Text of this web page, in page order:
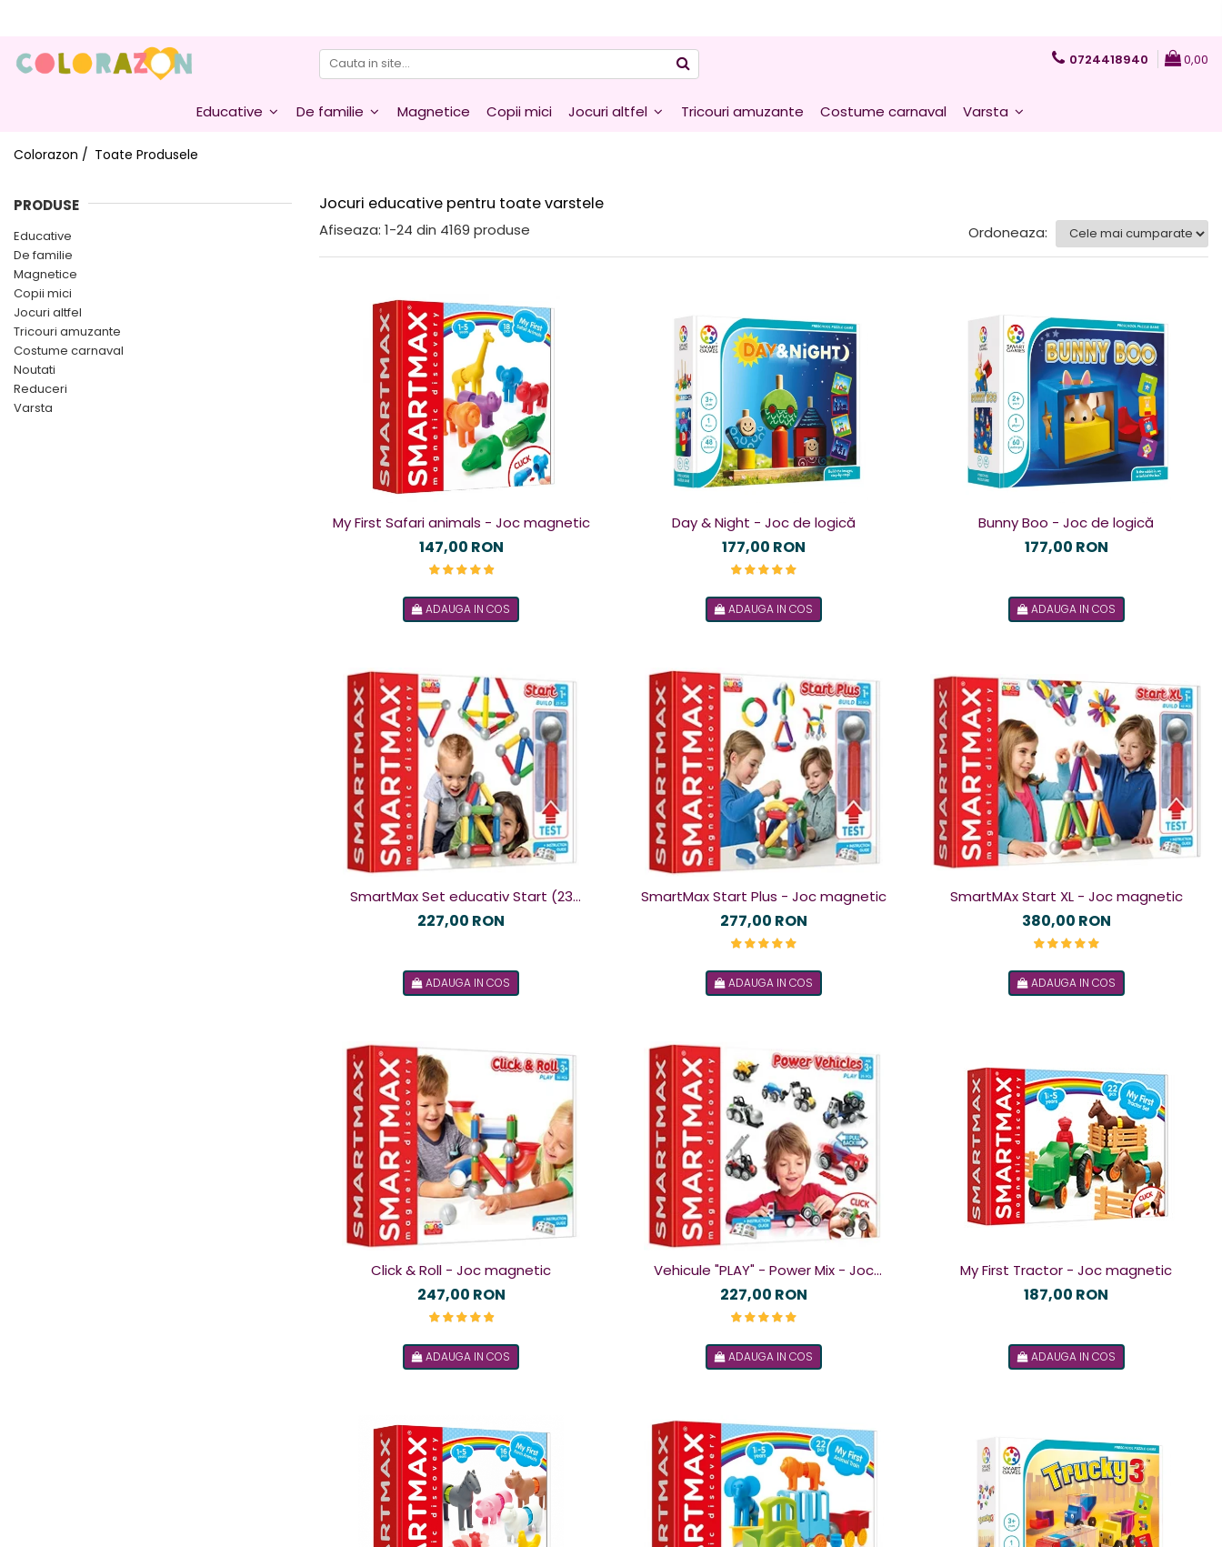
Educative
Jocuri de strategie
De familie
Jocuri de cooperare
Jocuri altfel
Jocuri cu experimente
Varsta
5-7 ani
0724418940 0,00
Educative De familie Magnetice Copii mici Jocuri altfel Tricouri amuzante Costume carnaval Varsta
Colorazon / Toate Produsele
Jocuri educative pentru toate varstele
PRODUSE
Educative
De familie
Magnetice
Copii mici
Jocuri altfel
Tricouri amuzante
Costume carnaval
Noutati
Reduceri
Varsta
Afiseaza: 1-24 din 4169 produse Ordoneaza:
My First Safari animals - Joc magnetic
147,00 RON
ADAUGA IN COS
Day & Night - Joc de logică
177,00 RON
ADAUGA IN COS
Bunny Boo - Joc de logică
177,00 RON
ADAUGA IN COS
SmartMax Set educativ Start (23
piese) cu fereastra de test
227,00 RON
ADAUGA IN COS
SmartMax Start Plus - Joc magnetic
277,00 RON
ADAUGA IN COS
SmartMAx Start XL - Joc magnetic
380,00 RON
ADAUGA IN COS
Click & Roll - Joc magnetic
247,00 RON
ADAUGA IN COS
Vehicule "PLAY" - Power Mix - Joc
magnetic
227,00 RON
ADAUGA IN COS
My First Tractor - Joc magnetic
187,00 RON
ADAUGA IN COS